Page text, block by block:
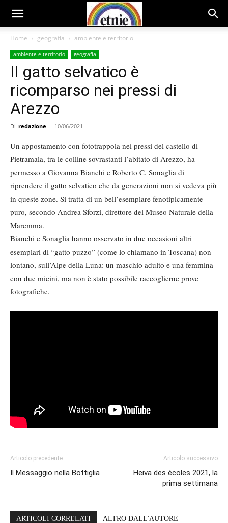
Home geografia ambiente e territorio
ambiente e territorio geografia
Il gatto selvatico è
ricomparso nei pressi di
Arezzo
Di redazione - 10/06/2021
Un appostamento con fototrappola nei pressi del castello di
Pietramala, tra le colline sovrastanti l’abitato di Arezzo, ha
permesso a Giovanna Bianchi e Roberto C. Sonaglia di
riprendere il gatto selvatico che da generazioni non si vedeva più
in queste zone. Si tratta di un bell’esemplare fenotipicamente
puro, secondo Andrea Sforzi, direttore del Museo Naturale della
Maremma.
Bianchi e Sonaglia hanno osservato in due occasioni altri
esemplari di “gatto puzzo” (come lo chiamano in Toscana) non
lontano, sull’Alpe della Luna: un maschio adulto e una femmina
con due micini, ma non è stato possibile raccoglierne prove
fotografiche.
Articolo precedente
Il Messaggio nella Bottiglia
Articolo successivo
Heiva des écoles 2021, la
prima settimana
ARTICOLI CORRELATI ALTRO DALL'AUTORE